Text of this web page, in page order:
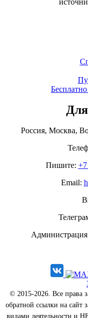
Россия, Москва,
Пишите:
Email:
Администрация
© 2015-2026. Все права
обратной ссылки на
видами деятельности и